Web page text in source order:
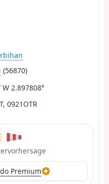
(56870)
2.897808°
0921OTR
Premium